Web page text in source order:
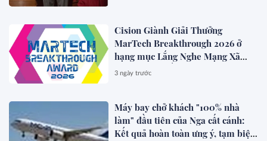
HIỆU CAO CẤP MỚI CỦA Ý.
Cision Giành Giải Thưởng
MarTech Breakthrough 2026 ở
hạng mục Lắng Nghe Mạng Xã
Hội, Phân Phối Thông Cáo Báo
3 ngày trước
Máy bay chở khách "100% nhà
làm" đầu tiên của Nga cất cánh:
Kết quả hoàn toàn ưng ý, tạm biệt